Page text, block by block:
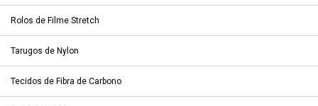
Rolos de Filme Stretch
Tarugos de Nylon
Tecidos de Fibra de Carbono